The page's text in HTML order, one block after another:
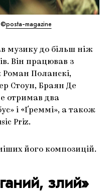
©posta-magazine
музику до більш ніж
Він працював з
Поланскі,
Стоун, Браян Де
отримав два
і «Ґреммі», а також
Priz.
його композицій.
злий»